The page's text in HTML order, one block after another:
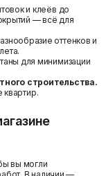
и клеёв до
— всё для
оттенков и
для минимизации
строительства.
квартир.
вы могли